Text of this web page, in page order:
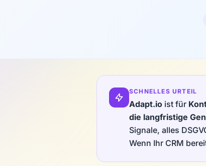
SCHNELLES URTEIL
Adapt.io ist für
die langfristige
Signale, alles
Wenn Ihr CRM